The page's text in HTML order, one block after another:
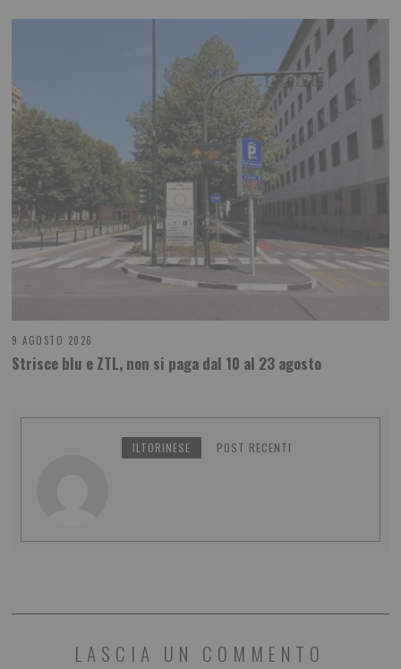
9 AGOSTO 2026
Strisce blu e ZTL, non si paga dal 10 al 23 agosto
ILTORINESE POST RECENTI
LASCIA UN COMMENTO